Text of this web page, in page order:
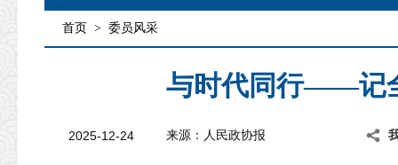
首页 > 委员风采
与时代同行——记
2025-12-24 来源：人民政协报